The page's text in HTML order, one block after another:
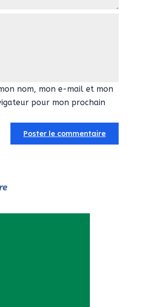
nom, mon e-mail et mon
pour mon prochain